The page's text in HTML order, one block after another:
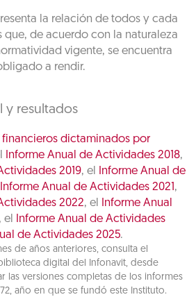
la relación de todos y cada
que, de acuerdo con la naturaleza
vigente, se encuentra
a rendir.
y resultados
financieros dictaminados por
Informe Anual de Actividades 2018,
2019, el
Informe Anual de
Informe Anual de Actividades 2021,
2022, el
Informe Anual
, el
Informe Anual de Actividades
de Actividades 2025.
de años anteriores, consulta el
digital del Infonavit, desde
las versiones completas de los informes
año en que se fundó este Instituto.